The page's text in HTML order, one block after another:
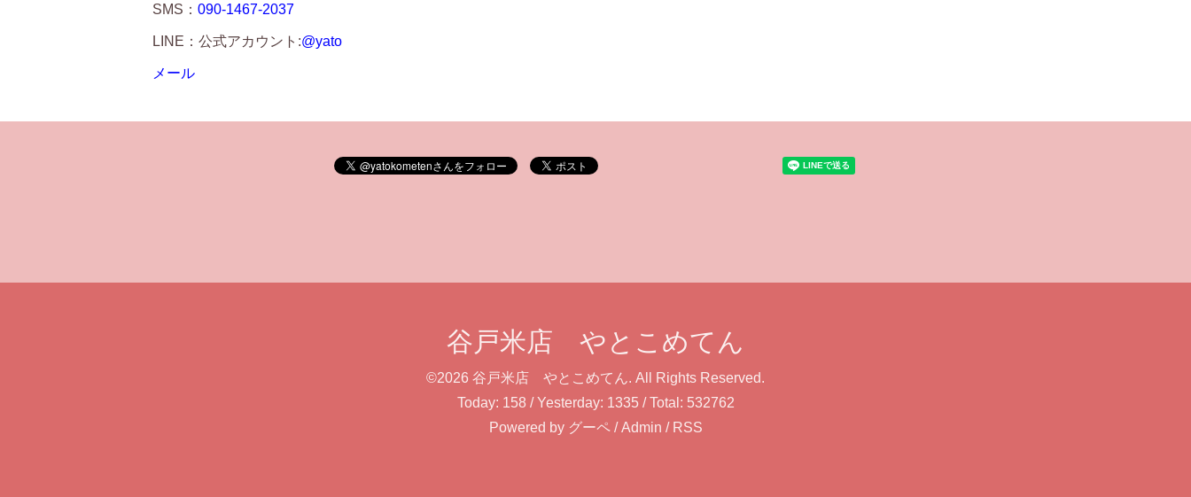
SMS： 090-1467-2037
LINE：公式アカウント:@yato
メール
谷戸米店 やとこめてん
©2026 谷戸米店 やとこめてん. All Rights Reserved.
Today: 158 / Yesterday: 1335/ Total: 532762
Powered by グーペ/Admin / RSS